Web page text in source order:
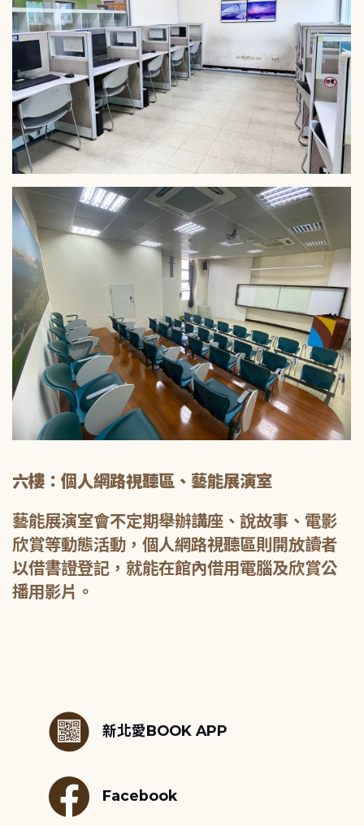
六樓：個人網路視聽區、藝能展演室
藝能展演室會不定期舉辦講座、說故事、電影
欣賞等動態活動，個人網路視聽區則開放讀者
以借書證登記，就能在館內借用電腦及欣賞公
播用影片。
新北愛BOOK APP
Facebook